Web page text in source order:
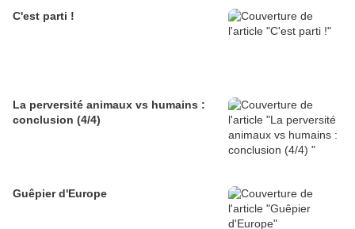
C'est parti !
La perversité animaux vs humains :
conclusion (4/4)
Guêpier d'Europe